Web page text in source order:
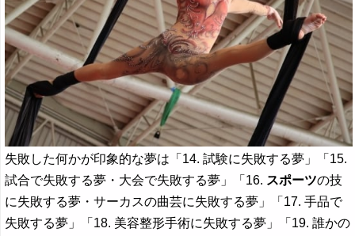
失敗した何かが印象的な夢は「14. 試験に失敗する夢」「15.
試合で失敗する夢・大会で失敗する夢」「16. スポーツの技
に失敗する夢・サーカスの曲芸に失敗する夢」「17. 手品で
失敗する夢」「18. 美容整形手術に失敗する夢」「19. 誰かの